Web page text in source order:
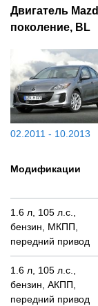
Двигатель
поколение, BL
02.2011 - 10.2013
Модификации
1.6 л, 105 л.с.,
бензин, МКПП,
передний привод
1.6 л, 105 л.с.,
бензин, АКПП,
передний привод